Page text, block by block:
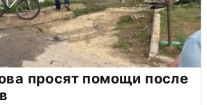
просят помощи после